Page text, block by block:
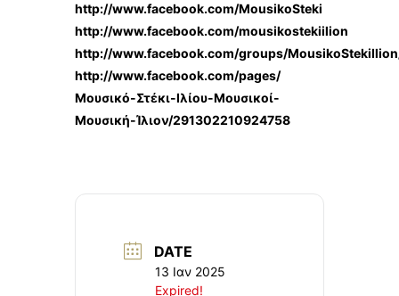
http://www.facebook.com/MousikoSteki
http://www.facebook.com/mousikostekiilion
http://www.facebook.com/groups/
http://www.facebook.com/pages/
Μουσικό-Στέκι-Ιλίου-Μουσικοί-
Μουσική-Ίλιον/291302210924758
DATE
13 Ιαν 2025
Expired!